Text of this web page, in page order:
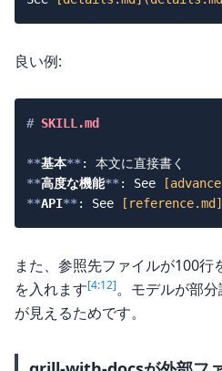
良い例:
# SKILL.md
**基本**
**高度な機能**: See [
**API**: See [ reference.md
また、参照先ファイルが100行
を入れます[4:12]。モデルが部
が見えるためです。